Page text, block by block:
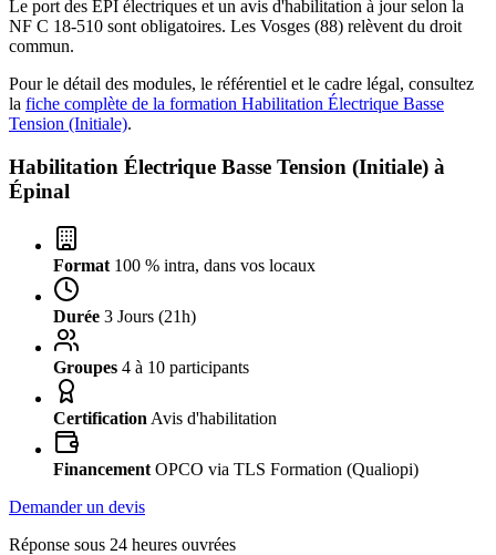
Le port des EPI électriques et un avis d'habilitation à jour selon la
NF C 18-510 sont obligatoires. Les Vosges (88) relèvent du droit
commun.
Pour le détail des modules, le référentiel et le cadre légal, consultez
la fiche complète de la formation Habilitation Électrique Basse
Tension (Initiale).
Habilitation Électrique Basse Tension (Initiale) à
Épinal
Format 100 % intra, dans vos locaux
Durée 3 Jours (21h)
Groupes 4 à 10 participants
Certification Avis d'habilitation
Financement OPCO via TLS Formation (Qualiopi)
Demander un devis
Réponse sous 24 heures ouvrées